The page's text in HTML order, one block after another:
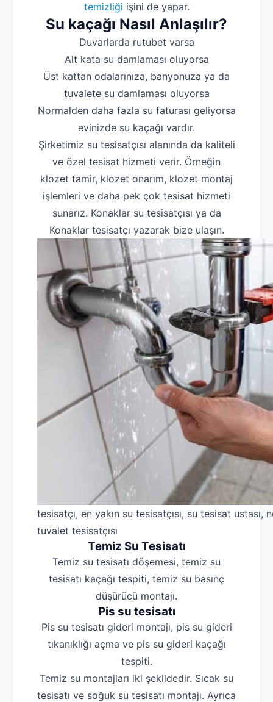
temizliği işini de yapar.
Su kaçağı Nasıl Anlaşılır?
Duvarlarda rutubet varsa
Alt kata su damlaması oluyorsa
Üst kattan odalarınıza, banyonuza ya da
tuvalete su damlaması oluyorsa
Normalden daha fazla su faturası geliyorsa
evinizde su kaçağı vardır.
Şirketimiz su tesisatçısı alanında da kaliteli
ve özel tesisat hizmeti verir. Örneğin
klozet tamir, klozet onarım, klozet montaj
işlemleri ve daha pek çok tesisat hizmeti
sunarız. Konaklar su tesisatçısı ya da
Konaklar tesisatçı yazarak bize ulaşın.
tesisatçı, en yakın su tesisatçısı, su tesisat
tuvalet tesisatçısı
Temiz Su Tesisatı
Temiz su tesisatı döşemesi, temiz su
tesisatı kaçağı tespiti, temiz su basınç
düşürücü montajı.
Pis su tesisatı
Pis su tesisatı gideri montajı, pis su gideri
tıkanıklığı açma ve pis su gideri kaçağı
tespiti.
Temiz su montajları iki şekildedir. Sıcak su
tesisatı ve soğuk su tesisatı montajı. Ayrıca